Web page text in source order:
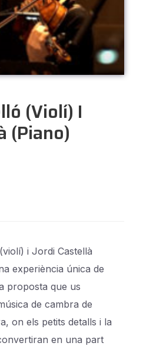
(violí) I
(piano)
i Jordi Castellà
experiència única de
proposta que us
de cambra de
on els petits detalls i la
en una part